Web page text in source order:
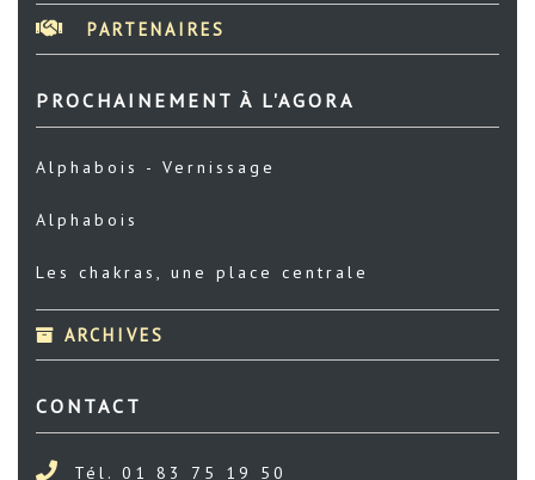
PARTENAIRES
PROCHAINEMENT À L'AGORA
Alphabois - Vernissage
Alphabois
Les chakras, une place centrale
ARCHIVES
CONTACT
Tél. 01 83 75 19 50